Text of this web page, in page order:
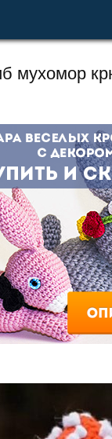
мухомор